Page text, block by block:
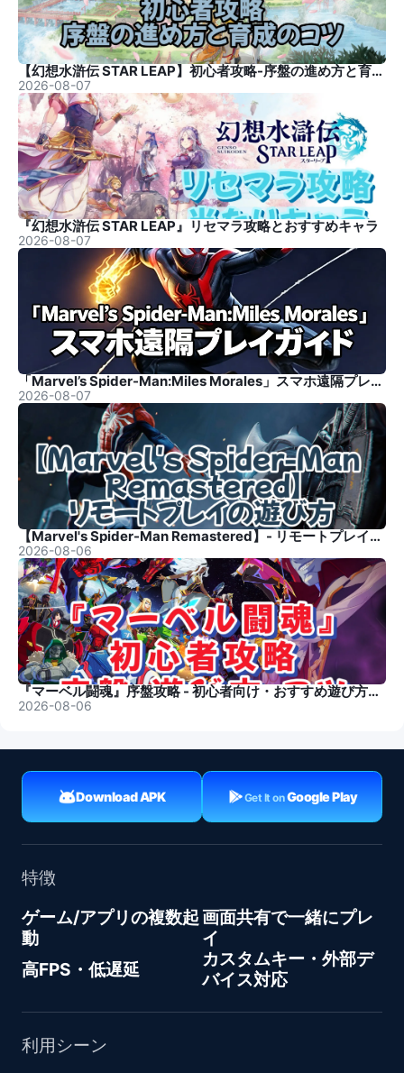
【幻想水滸伝 STAR LEAP】初心者攻略-序盤の進め方と育成のコツ
2026-08-07
『幻想水滸伝 STAR LEAP』リセマラ攻略とおすすめキャラ
2026-08-07
「Marvel’s Spider-Man:Miles Morales」スマホ遠隔プレイガイド
2026-08-07
【Marvel's Spider-Man Remastered】- リモートプレイの遊び方
2026-08-06
『マーベル闘魂』序盤攻略 - 初心者向け・おすすめ遊び方・コツ
2026-08-06
Download APK Get It onGoogle Play
特徴
ゲーム/アプリの複数起
動
画面共有で一緒にプレ
イ
高FPS・低遅延
カスタムキー・外部デ
バイス対応
利用シーン